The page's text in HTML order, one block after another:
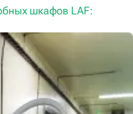
шкафов LAF: